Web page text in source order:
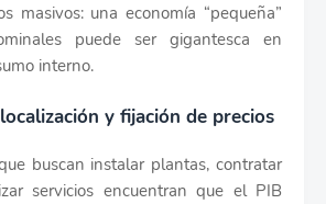
masivos: una economía “pequeña”
puede ser gigantesca en
interno.
y fijación de precios
buscan instalar plantas, contratar
servicios encuentran que el PIB